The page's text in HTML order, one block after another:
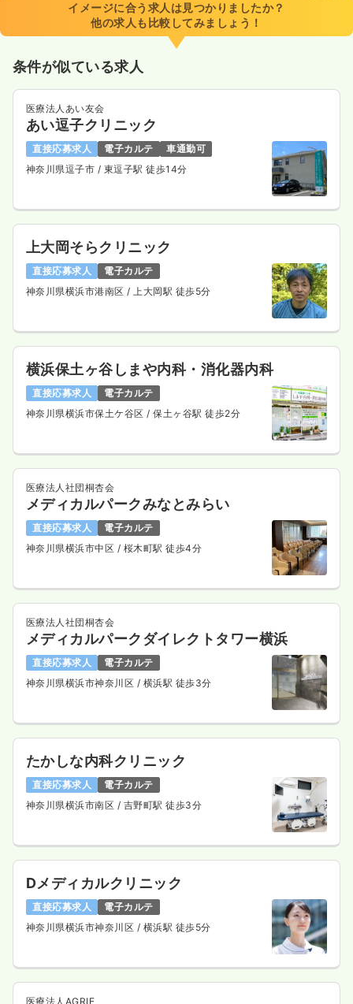
イメージに合う求人は見つかりましたか？
他の求人も比較してみましょう！
条件が似ている求人
医療法人あい友会
あい逗子クリニック
直接応募求人 電子カルテ
車通勤可
神奈川県逗子市 / 東逗子駅 徒歩14分
上大岡そらクリニック
直接応募求人
電子カルテ
神奈川県横浜市港南区/ 上大岡駅 徒歩5分
横浜保土ヶ谷しまや内科・消化器内科
直接応募求人
電子カルテ
神奈川県横浜市保土ケ谷区/ 保土ヶ谷駅 徒歩2分
医療法人社団桐杏会
メディカルパークみなとみらい
直接応募求人
電子カルテ
神奈川県横浜市中区 / 桜木町駅 徒歩4分
医療法人社団桐杏会
メディカルパークダイレクトタワー横浜
直接応募求人
電子カルテ
神奈川県横浜市神奈川区 / 横浜駅 徒歩3分
たかしな内科クリニック
直接応募求人
電子カルテ
神奈川県横浜市南区 / 吉野町駅 徒歩3分
Dメディカルクリニック
直接応募求人
電子カルテ
神奈川県横浜市神奈川区 / 横浜駅 徒歩5分
医療法人AGRIE